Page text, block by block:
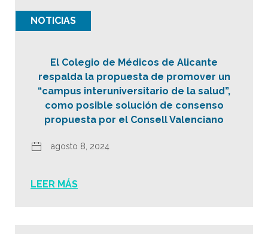
NOTICIAS
El Colegio de Médicos de Alicante
respalda la propuesta de promover un
“campus interuniversitario de la salud”,
como posible solución de consenso
propuesta por el Consell Valenciano
agosto 8, 2024
LEER MÁS